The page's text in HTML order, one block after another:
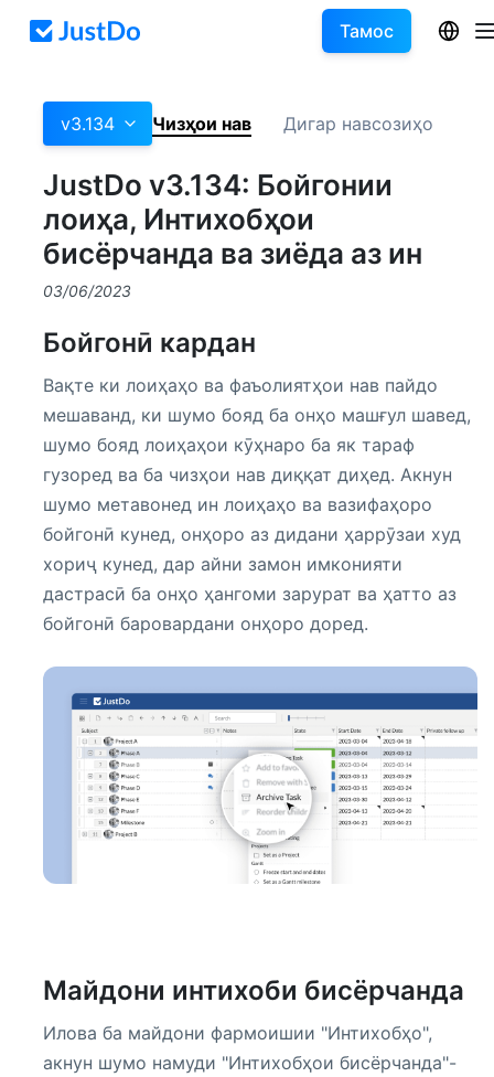
Тамос
v3.134 Чизҳои нав Дигар навсозиҳо
JustDo v3.134: Бойгонии
лоиҳа, Интихобҳои
бисёрчанда ва зиёда аз ин
03/06/2023
Бойгонӣ кардан
Вақте ки лоиҳаҳо ва фаъолиятҳои нав пайдо
мешаванд, ки шумо бояд ба онҳо машғул шавед,
шумо бояд лоиҳаҳои кӯҳнаро ба як тараф
гузоред ва ба чизҳои нав диққат диҳед. Акнун
шумо метавонед ин лоиҳаҳо ва вазифаҳоро
бойгонӣ кунед, онҳоро аз дидани ҳаррӯзаи худ
хориҷ кунед, дар айни замон имконияти
дастрасӣ ба онҳо ҳангоми зарурат ва ҳатто аз
бойгонӣ баровардани онҳоро доред.
Майдони интихоби бисёрчанда
Илова ба майдони фармоишии "Интихобҳо",
акнун шумо намуди "Интихобҳои бисёрчанда"-